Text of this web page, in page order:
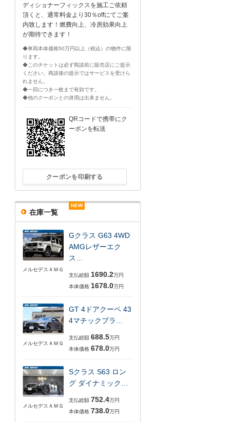
ディショナーフィックスを施工ご依頼
頂くと、通常料金より30％offにてご案
内致します！燃費向上、冷房効果向上
が期待できます！
◆車両本体価格50万円以上（税込）の物件に限
ります。
◆このチケットは必ず商談前に販売店にご提示
ください。商談後の提示ではサービスを受けら
れません。
◆一回につき一枚まで有効です。
◆他のクーポンとの併用は出来ません。
QRコードで携帯にク
ーポンを転送
クーポンを印刷する
在庫一覧
メルセデスＡＭＧ
NEW
Gクラス G63 4WD
AMGレザーエク
ス…
支払総額 1690.2万円
本体価格 1678.0万円
メルセデスＡＭＧ
NEW
GT 4ドアクーペ 43
4マチックプラ…
支払総額 688.5万円
本体価格 678.0万円
メルセデスＡＭＧ
NEW
Sクラス S63 ロン
グ ダイナミック…
支払総額 752.4万円
本体価格 738.0万円
NEW